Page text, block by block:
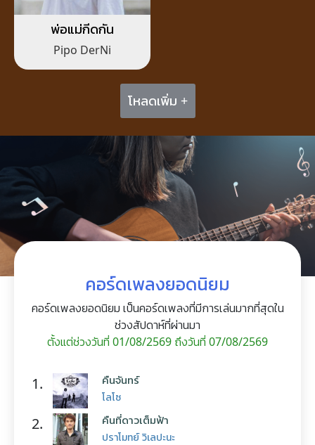
พ่อแม่กีดกัน
Pipo DerNi
โหลดเพิ่ม +
คอร์ดเพลงยอดนิยม
คอร์ดเพลงยอดนิยม เป็นคอร์ดเพลงที่มีการเล่นมากที่สุดใน
ช่วงสัปดาห์ที่ผ่านมา
ตั้งแต่ช่วงวันที่ 01/08/2569 ถึงวันที่ 07/08/2569
1. คืนจันทร์
โลโซ
2. คืนที่ดาวเต็มฟ้า
ปราโมทย์ วิเลปะนะ